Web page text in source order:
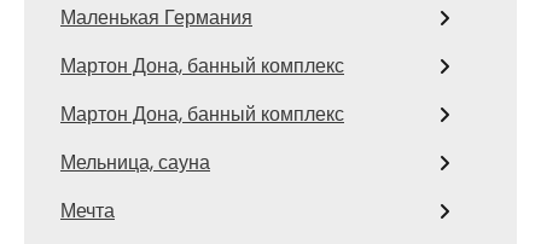
Маленькая Германия
Мартон Дона, банный комплекс
Мартон Дона, банный комплекс
Мельница, сауна
Мечта